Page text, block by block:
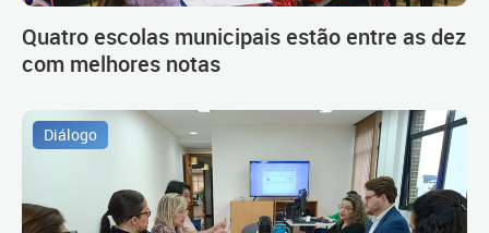
Quatro escolas municipais estão entre as dez
com melhores notas
Diálogo